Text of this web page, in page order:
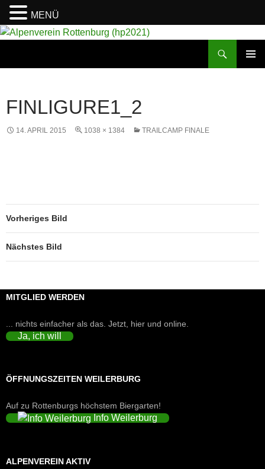
FINLIGURE1_2
14. APRIL 2015 1038 × 1384 TRAILCAMP FINALE
Vorheriges Bild
Nächstes Bild
MITGLIED WERDEN
... nichts einfacher als das. Jetzt, hier und online.
Ja, ich will
ÖFFNUNGSZEITEN WEILERBURG
Auf zu Rottenburgs höchstem Biergarten!
Info Weilerburg
ALPENVEREIN AKTIV
MENÜ